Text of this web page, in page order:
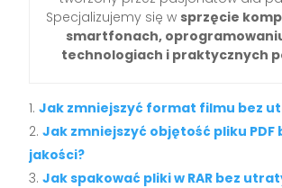
Specjalizujemy się w sprzęcie
smartfonach,
technologiach i praktycznych
Jak zmniejszyć format filmu bez
Jak zmniejszyć objętość pliku
jakości?
Jak spakować pliki w RAR bez